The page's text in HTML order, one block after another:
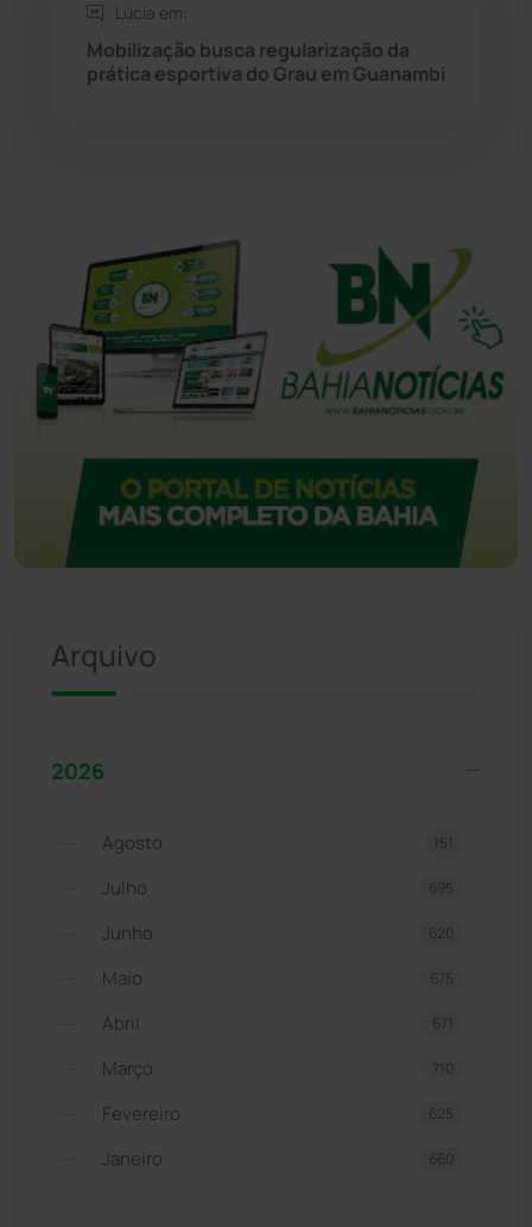
Lúcia em:
Mobilização busca regularização da
prática esportiva do Grau em Guanambi
Arquivo
2026
Agosto 151
Julho 695
Junho 620
Maio 675
Abril 671
Março 710
Fevereiro 625
Janeiro 660